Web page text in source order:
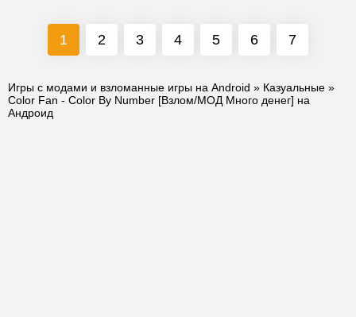
1 2 3 4 5 6 7
Игры с модами и взломанные игры на Android » Казуальные »
Color Fan - Color By Number [Взлом/МОД Много денег] на
Андроид